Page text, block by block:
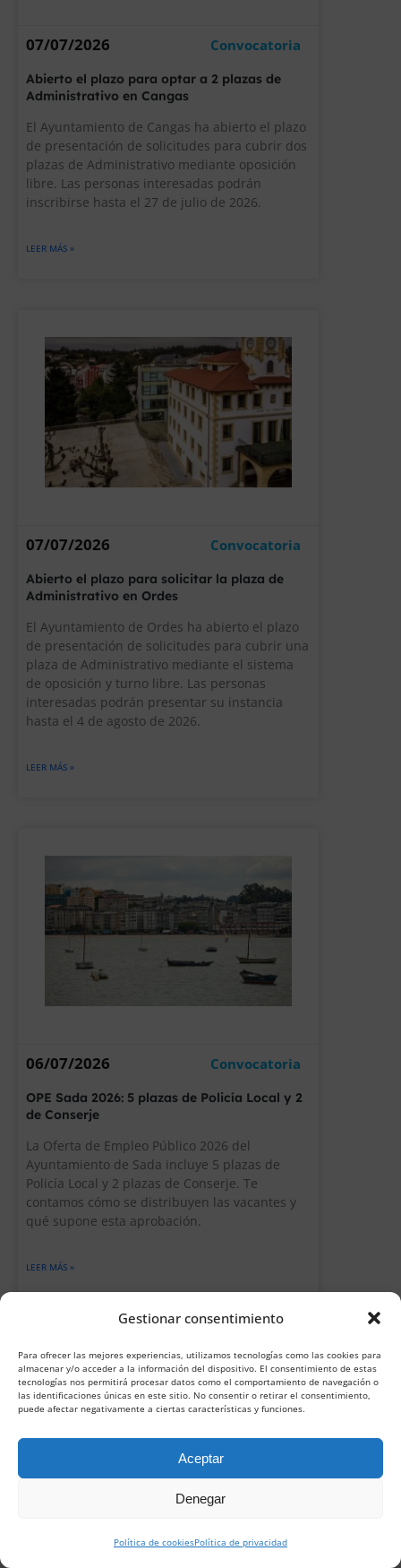
Gestionar consentimiento
Para ofrecer las mejores experiencias, utilizamos tecnologías como las cookies para
almacenar y/o acceder a la información del dispositivo. El consentimiento de estas
tecnologías nos permitirá procesar datos como el comportamiento de navegación o
las identificaciones únicas en este sitio. No consentir o retirar el consentimiento,
puede afectar negativamente a ciertas características y funciones.
Aceptar
Denegar
Política de cookiesPolítica de privacidad
Convocatoria
Abierto el plazo para optar a 2 plazas de
Administrativo en Cangas
El Ayuntamiento de Cangas ha abierto el plazo
de presentación de solicitudes para cubrir dos
plazas de Administrativo mediante oposición
libre. Las personas interesadas podrán
inscribirse hasta el 27 de julio de 2026.
LEER MÁS »
07/07/2026
Convocatoria
Abierto el plazo para solicitar la plaza de
Administrativo en Ordes
El Ayuntamiento de Ordes ha abierto el plazo
de presentación de solicitudes para cubrir una
plaza de Administrativo mediante el sistema
de oposición y turno libre. Las personas
interesadas podrán presentar su instancia
hasta el 4 de agosto de 2026.
LEER MÁS »
07/07/2026
Convocatoria
OPE Sada 2026: 5 plazas de Policía Local y 2
de Conserje
La Oferta de Empleo Público 2026 del
Ayuntamiento de Sada incluye 5 plazas de
Policía Local y 2 plazas de Conserje. Te
contamos cómo se distribuyen las vacantes y
qué supone esta aprobación.
LEER MÁS »
06/07/2026